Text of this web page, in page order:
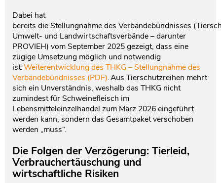
Dabei hat
bereits die Stellungnahme des Verbändebündnisses
Umwelt- und Landwirtschaftsverbände – darunter
PROVIEH) vom September 2025 gezeigt, dass eine
zügige Umsetzung möglich und notwendig
ist:Weiterentwicklung des THKG – Stellungnahme des
Verbändebündnisses (PDF). Aus Tierschutzreihen mehrt
sich ein Unverständnis, weshalb das THKG nicht
zumindest für Schweinefleisch im
Lebensmitteleinzelhandel zum März 2026 eingeführt
werden kann, sondern das Gesamtpaket verschoben
werden „muss“.
Die Folgen der Verzögerung: Tierleid,
Verbrauchertäuschung und
wirtschaftliche Risiken